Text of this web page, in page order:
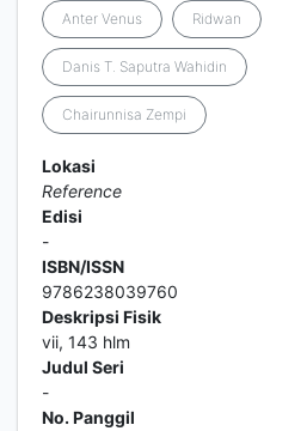
Anter Venus Ridwan
Danis T. Saputra Wahidin
Chairunnisa Zempi
Lokasi
Reference
Edisi
-
ISBN/ISSN
9786238039760
Deskripsi Fisik
vii, 143 hlm
Judul Seri
-
No. Panggil